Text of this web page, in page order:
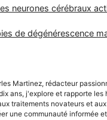
neurones cérébraux
de dégénérescence
Martinez, rédacteur
ans, j'explore et rapporte
traitements novateurs et
une communauté informée